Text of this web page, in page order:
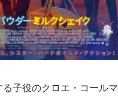
子役のクロエ・コールマ